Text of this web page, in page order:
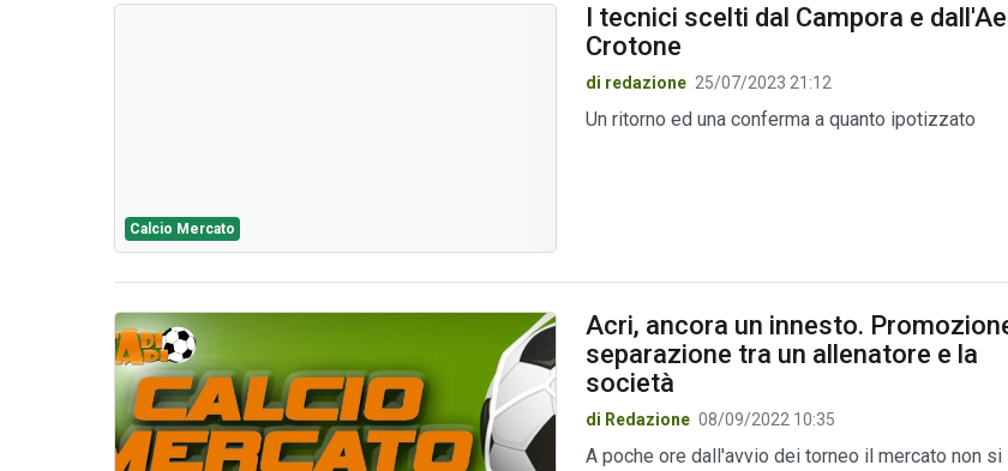
Calcio Mercato
I tecnici scelti dal Campora e
Crotone
di redazione 25/07/2023 21:12
Un ritorno ed una conferma a quanto ipotizzato
Acri, ancora un innesto.
separazione tra un allenatore e la
società
di Redazione 08/09/2022 10:35
A poche ore dall'avvio dei torneo il mercato non si